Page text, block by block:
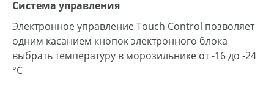
Система управления
Электронное управление Touch Control позволяет
одним касанием кнопок электронного блока
выбрать температуру в морозильнике от -16 до -24
°С